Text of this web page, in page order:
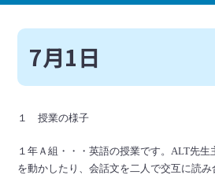
7月1日
１ 授業の様子
１年Ａ組・・・英語の授業です。ALT先
を動かしたり、会話文を二人で交互に読